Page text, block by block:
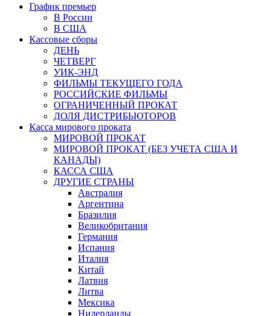
График премьер
В России
В США
Кассовые сборы
ДЕНЬ
ЧЕТВЕРГ
УИК-ЭНД
ФИЛЬМЫ ТЕКУЩЕГО ГОДА
РОССИЙСКИЕ ФИЛЬМЫ
ОГРАНИЧЕННЫЙ ПРОКАТ
ДОЛЯ ДИСТРИБЬЮТОРОВ
Касса мирового проката
МИРОВОЙ ПРОКАТ
МИРОВОЙ ПРОКАТ (БЕЗ УЧЕТА США И
КАНАДЫ)
КАССА США
ДРУГИЕ СТРАНЫ
Австралия
Аргентина
Бразилия
Великобритания
Германия
Испания
Италия
Китай
Латвия
Литва
Мексика
Нидерланды